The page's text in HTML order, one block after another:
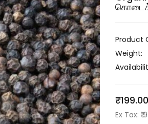
Product
Weight:
₹199.00
Ex Tax: